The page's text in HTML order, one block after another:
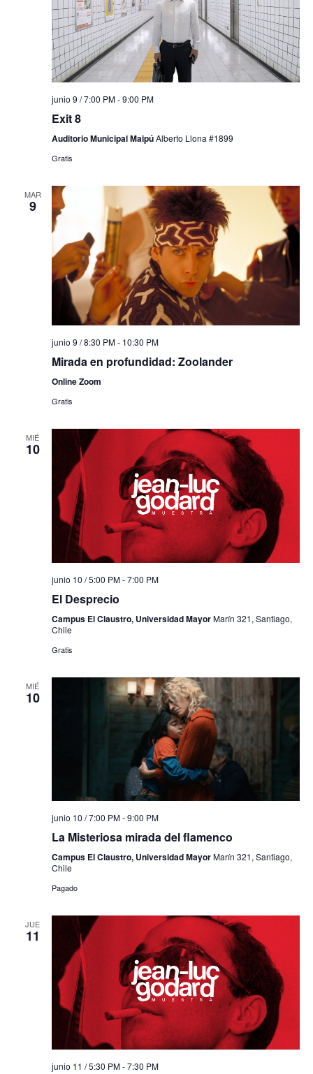
junio 9 / 7:00 PM-9:00 PM
Exit 8
Auditorio Municipal MaipúAlberto Llona #1899
Gratis
MAR
9
junio 9 / 8:30 PM- 10:30 PM
Mirada en profundidad: Zoolander
Online Zoom
Gratis
MIÉ
10
junio 10 / 5:00 PM-7:00 PM
El Desprecio
Campus El Claustro, Universidad MayorMarín 321, Santiago,
Chile
Gratis
MIÉ
10
junio 10 / 7:00 PM-9:00 PM
La Misteriosa mirada del flamenco
Campus El Claustro, Universidad MayorMarín 321, Santiago,
Chile
Pagado
JUE
11
junio 11 / 5:30 PM-7:30 PM